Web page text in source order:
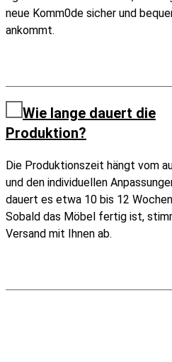
neue Komm0de sicher und
ankommt.
Wie lange dauert die
Produktion?
Die Produktionszeit hängt vom
und den individuellen
dauert es etwa 10 bis 12
Sobald das Möbel fertig ist,
Versand mit Ihnen ab.